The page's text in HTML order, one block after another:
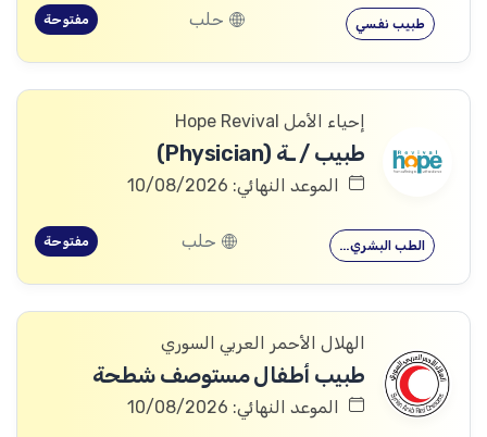
طبيب نفسي حلب مفتوحة
إحياء الأمل Hope Revival
طبيب / ـة (Physician)
الموعد النهائي: 10/08/2026
الطب البشري… حلب مفتوحة
الهلال الأحمر العربي السوري
طبيب أطفال مستوصف شطحة
الموعد النهائي: 10/08/2026